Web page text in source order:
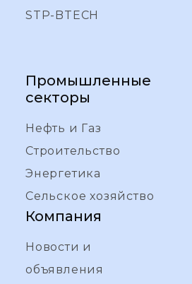
STP-BTECH
Промышленные
секторы
Нефть и Газ
Строительство
Энергетика
Сельское хозяйство
Компания
Новости и
объявления